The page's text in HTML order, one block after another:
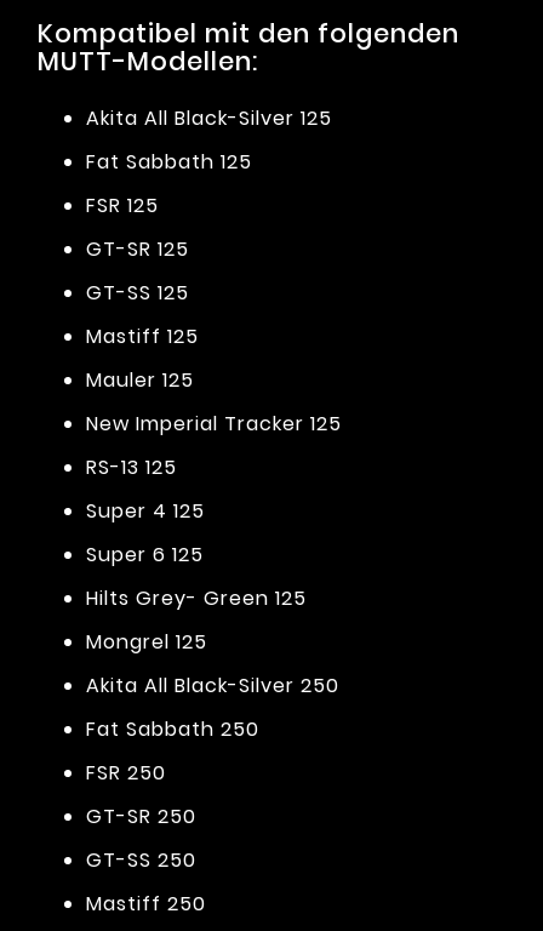
Kompatibel mit den folgenden
MUTT-Modellen:
Akita All Black-Silver 125
Fat Sabbath 125
FSR 125
GT-SR 125
GT-SS 125
Mastiff 125
Mauler 125
New Imperial Tracker 125
RS-13 125
Super 4 125
Super 6 125
Hilts Grey- Green 125
Mongrel 125
Akita All Black-Silver 250
Fat Sabbath 250
FSR 250
GT-SR 250
GT-SS 250
Mastiff 250